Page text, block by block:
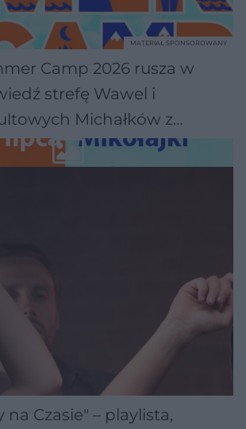
Camp 2026 rusza w
strefę Wawel i
Michałków z
MATERIAŁ SPONSOROWANY
na Czasie" – playlista,